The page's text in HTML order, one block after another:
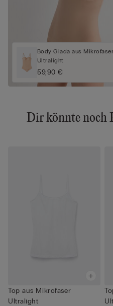
Body Giada aus Mikrofaser
Ultralight
59,90 €
Dir könnte noch
Top aus Mikrofaser
Ultralight